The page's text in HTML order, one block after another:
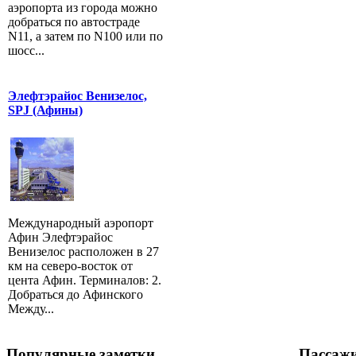
аэропорта из города можно
добраться по автостраде
N11, а затем по N100 или по
шосс...
Элефтэрайос Венизелос,
SPJ (Афины)
Международный аэропорт
Афин Элефтэрайос
Венизелос расположен в 27
км на северо-восток от
цента Афин. Терминалов: 2.
Добраться до Афинского
Между...